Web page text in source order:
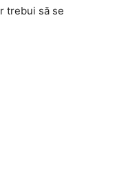
trebui să se